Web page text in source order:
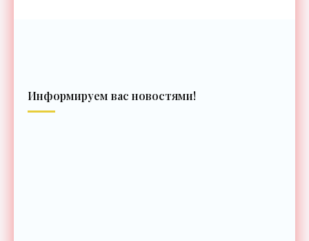
Информируем вас новостями!